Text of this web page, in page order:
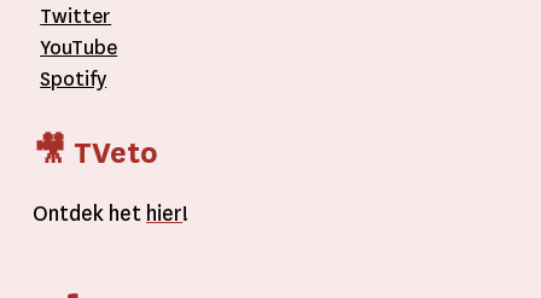
Twitter
YouTube
Spotify
🎥 TVeto
Ontdek het hier!